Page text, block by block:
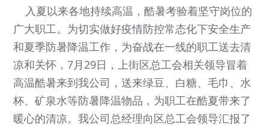
入夏以来各地持续高温，酷暑考验着坚守岗位的
广大职工。为切实做好疫情防控常态化下安全生产
和夏季防暑降温工作，为奋战在一线的职工送去清
凉和关怀，7月29日，上街区总工会相关领导冒着
高温酷暑来到我公司，送来绿豆、白糖、毛巾、水
杯、矿泉水等防暑降温物品，为职工在酷夏带来了
暖心的清凉。我公司总经理向区总工会领导汇报了